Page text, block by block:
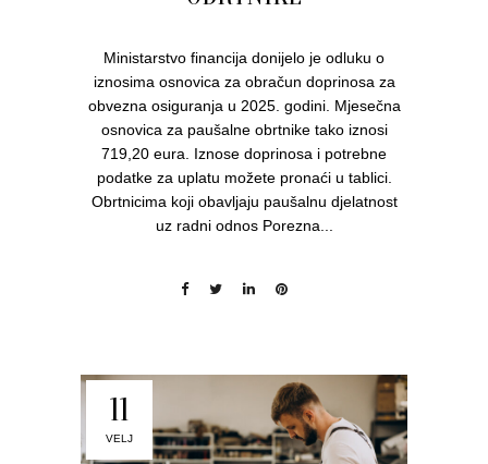
Ministarstvo financija donijelo je odluku o
iznosima osnovica za obračun doprinosa za
obvezna osiguranja u 2025. godini. Mjesečna
osnovica za paušalne obrtnike tako iznosi
719,20 eura. Iznose doprinosa i potrebne
podatke za uplatu možete pronaći u tablici.
Obrtnicima koji obavljaju paušalnu djelatnost
uz radni odnos Porezna...
11
VELJ